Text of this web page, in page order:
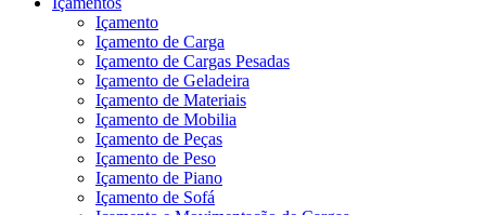
Içamento
Içamento de Carga
Içamento de Cargas Pesadas
Içamento de Geladeira
Içamento de Materiais
Içamento de Mobilia
Içamento de Peças
Içamento de Peso
Içamento de Piano
Içamento de Sofá